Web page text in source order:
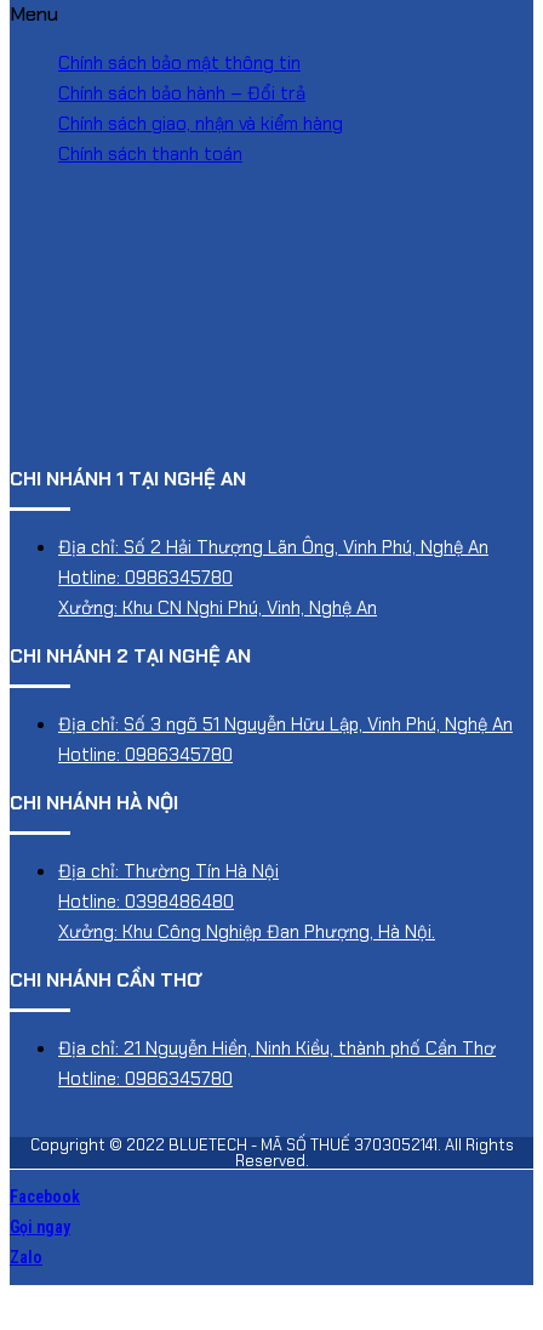
Menu
Chính sách bảo mật thông tin
Chính sách bảo hành – Đổi trả
Chính sách giao, nhận và kiểm hàng
Chính sách thanh toán
CHI NHÁNH 1 TẠI NGHỆ AN
Địa chỉ: Số 2 Hải Thượng Lãn Ông, Vinh Phú, Nghệ An
Hotline: 0986345780
Xưởng: Khu CN Nghi Phú, Vinh, Nghệ An
CHI NHÁNH 2 TẠI NGHỆ AN
Địa chỉ: Số 3 ngõ 51 Nguyễn Hữu Lập, Vinh Phú, Nghệ An
Hotline: 0986345780
CHI NHÁNH HÀ NỘI
Địa chỉ: Thường Tín Hà Nội
Hotline: 0398486480
Xưởng: Khu Công Nghiệp Đan Phượng, Hà Nội.
CHI NHÁNH CẦN THƠ
Địa chỉ: 21 Nguyễn Hiền, Ninh Kiều, thành phố Cần Thơ
Hotline: 0986345780
Copyright © 2022 BLUETECH - MÃ SỐ THUẾ 3703052141. All Rights
Reserved.
Facebook
Gọi ngay
Zalo